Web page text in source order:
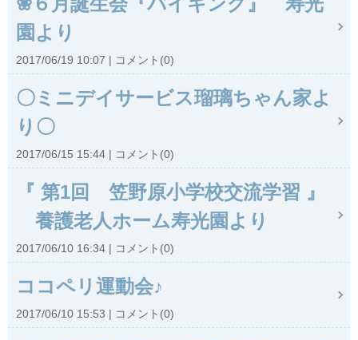
園より
2017/06/19 10:07 コメント(0)
〇ミニデイサービス瑠璃ちゃん家よ
り〇
2017/06/15 15:44 コメント(0)
『 第1回 笠野原小学校交流学習 』
養護老人ホーム寿光園より
2017/06/10 16:34 コメント(0)
ココペリ運動会♪
2017/06/10 15:53 コメント(0)